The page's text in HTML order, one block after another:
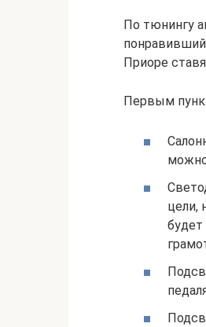
По тюнингу
Приоре
Первым
цели,